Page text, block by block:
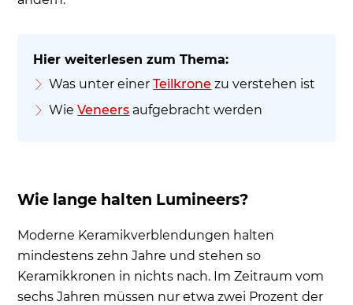
Was unter einerTeilkrone zu verstehen ist
WieVeneers aufgebracht werden
Wie lange halten Lumineers?
Moderne Keramikverblendungen halten
mindestens zehn Jahre und stehen so
Keramikkronen in nichts nach. Im Zeitraum vom
sechs Jahren müssen nur etwa zwei Prozent der